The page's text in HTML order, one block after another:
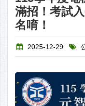
滿招！考試
名唷！
2025-12-29